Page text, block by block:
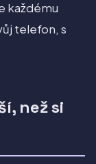
každému
telefon, s
než si